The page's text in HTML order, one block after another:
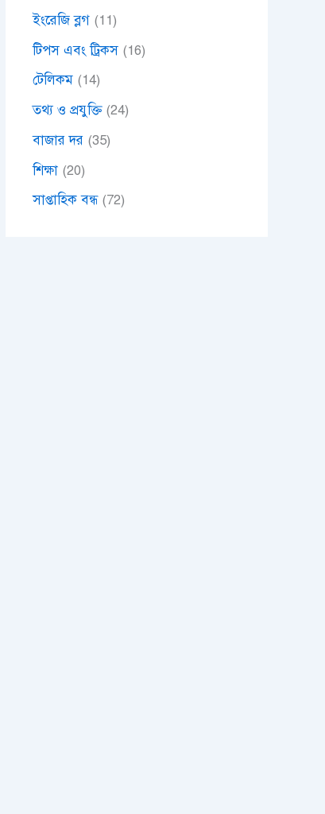
ইংরেজি ব্লগ (11)
টিপস এবং ট্রিকস (16)
টেলিকম (14)
তথ্য ও প্রযুক্তি(24)
বাজার দর (35)
শিক্ষা (20)
সাপ্তাহিক বন্ধ(72)